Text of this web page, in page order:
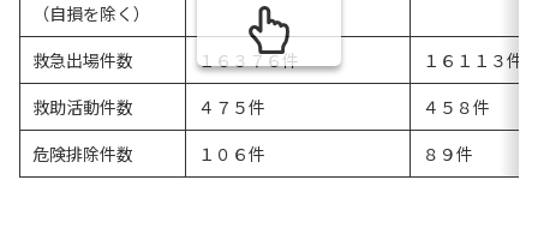
（自損を除く）
救急出場件数 １６３７６件
１６１１３件
救助活動件数
４７５件
４５８件
危険排除件数
１０６件 ８９件